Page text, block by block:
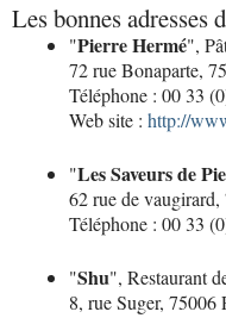
Les bonnes adresses
"Pierre Hermé",
72 rue Bonaparte,
Téléphone : 00 33
Web site : http://
"Les Saveurs de
62 rue de
Téléphone : 00 33
"Shu", Restaurant
8, rue Suger, 75006